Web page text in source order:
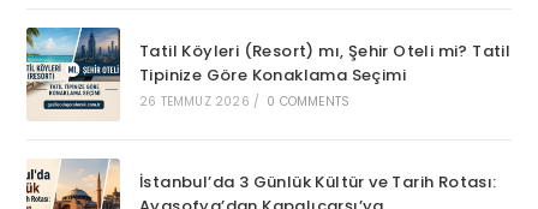
Tatil Köyleri (Resort) mı, Şehir Oteli mi? Tatil
Tipinize Göre Konaklama Seçimi
26 TEMMUZ 2026 / 0 COMMENTS
İstanbul’da 3 Günlük Kültür ve Tarih Rotası: